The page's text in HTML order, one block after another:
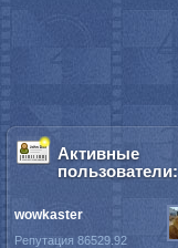
Активные
пользователи:
wowkaster
Репутация 86529.92